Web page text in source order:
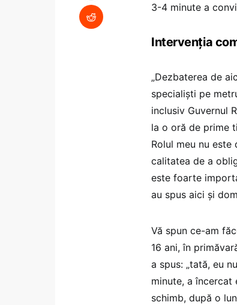
3-4 minute a
Intervenția
„Dezbaterea de
specialiști pe
inclusiv Guvernul
la o oră de prime
Rolul meu nu
calitatea de a
este foarte
au spus aici și
Vă spun ce-am
16 ani, în
a spus: „tată, eu
minute, a
schimb, după o